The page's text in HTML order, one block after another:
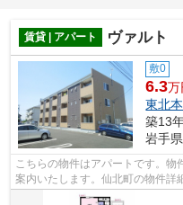
賃貸 | アパート ヴァルト
敷0
6.3万
東北
築13
岩手県
こちらの物件はアパートです。
案内いたします。仙北町の物件
no@f8.dion.ne.jpよりご連絡くだ